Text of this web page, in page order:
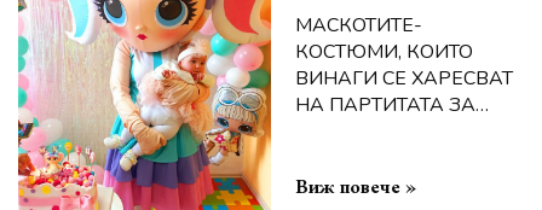
МАСКОТИТЕ-
КОСТЮМИ, КОИТО
ВИНАГИ СЕ ХАРЕСВАТ
НА ПАРТИТАТА ЗА
Виж повече »